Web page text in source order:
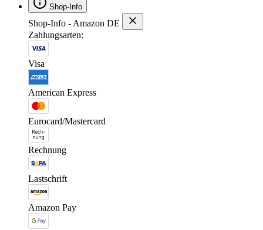
Shop-Info
Shop-Info - Amazon DE
Zahlungsarten:
Visa
American Express
Eurocard/Mastercard
Rechnung
Lastschrift
Amazon Pay